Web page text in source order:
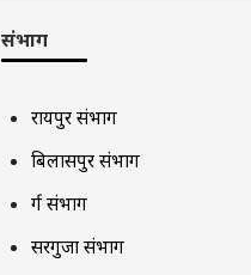
संभाग
रायपुर संभाग
बिलासपुर संभाग
दुर्ग संभाग
सरगुजा संभाग